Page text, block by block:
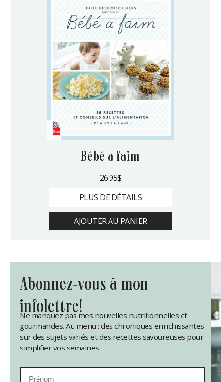
bébé a faim
26.95$
PLUS DE DÉTAILS
AJOUTER AU PANIER
abonnez-vous à mon
infolettre!
Ne manquez pas mes nouvelles nutritionnelles et
gourmandes. Au menu : des chroniques enrichissantes
sur des sujets variés et des recettes savoureuses pour
simplifier vos semaines.